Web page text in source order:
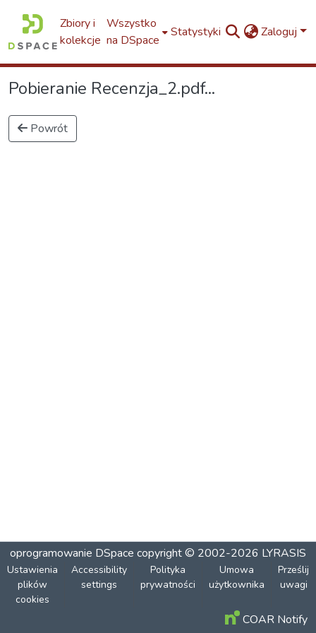
Zbiory i
kolekcje
Wszystko
na DSpace
Statystyki Zaloguj
Pobieranie Recenzja_2.pdf...
Powrót
oprogramowanie DSpace copyright © 2002-2026 LYRASIS
Ustawienia
plików
cookies
Accessibility
settings
Polityka
prywatności
Umowa
użytkownika
Prześlij
uwagi
COAR Notify